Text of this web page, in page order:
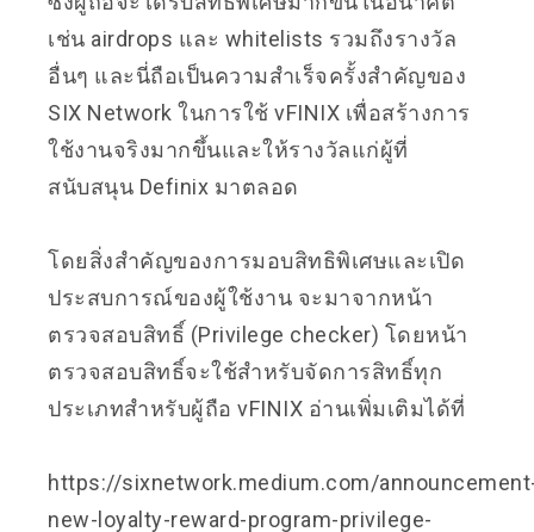
เช่น airdrops และ whitelists รวมถึงรางวัล
อื่นๆ และนี่ถือเป็นความสำเร็จครั้งสำคัญของ
SIX Network ในการใช้ vFINIX เพื่อสร้างการ
ใช้งานจริงมากขึ้นและให้รางวัลแก่ผู้ที่
สนับสนุน Definix มาตลอด
โดยสิ่งสำคัญของการมอบสิทธิพิเศษและเปิด
ประสบการณ์ของผู้ใช้งาน จะมาจากหน้า
ตรวจสอบสิทธิ์ (Privilege checker) โดยหน้า
ตรวจสอบสิทธิ์จะใช้สำหรับจัดการสิทธิ์ทุก
ประเภทสำหรับผู้ถือ vFINIX อ่านเพิ่มเติมได้ที่
https://sixnetwork.medium.com/
new-loyalty-reward-program-privilege-